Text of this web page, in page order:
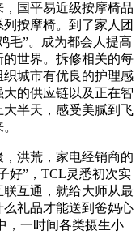
国平易近级按摩椅品
按摩椅。到了家人团
毛”。成为都会人提高
世界。拆修相关的每
城市有优良的护理感
的供应链以及正在智
半天，感受美腻到飞
洪荒，家电经销商的
好”，TCL灵悉初次实
互通，就给大师从最
礼品才能送到爸妈心
，一时间各类摄生小